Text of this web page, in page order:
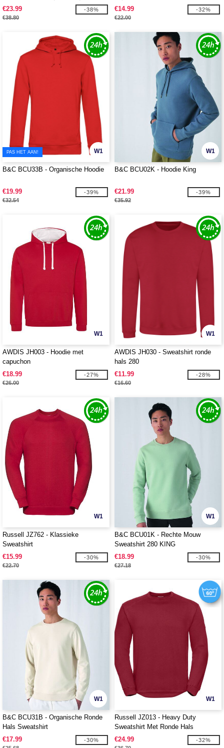
€23.99
€38.80
-38%
€14.99
€22.00
-32%
W1
PAS HET AAN!
B&C BCU33B - Organische Hoodie
€19.99
€32.54
-39%
W1
B&C BCU02K - Hoodie King
€21.99
€35.92
-39%
W1
AWDIS JH003 - Hoodie met
capuchon
€18.99
€26.00
-27%
W1
AWDIS JH030 - Sweatshirt ronde
hals 280
€11.99
€16.60
-28%
W1
Russell JZ762 - Klassieke
Sweatshirt
€15.99
€22.70
-30%
W1
B&C BCU01K - Rechte Mouw
Sweatshirt 280 KING
€18.99
€27.18
-30%
W1
B&C BCU31B - Organische Ronde
Hals Sweatshirt
€17.99
-30%
W1
Russell JZ013 - Heavy Duty
Sweatshirt Met Ronde Hals
€24.99
-32%